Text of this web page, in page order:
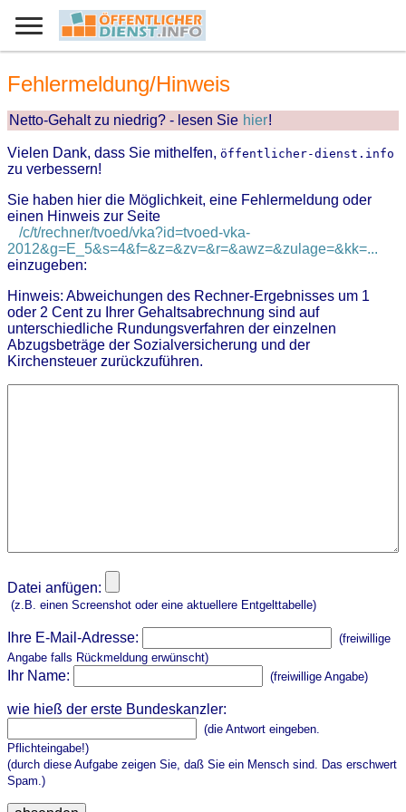
Fehlermeldung/Hinweis
Netto-Gehalt zu niedrig? - lesen Sie hier!
Vielen Dank, dass Sie mithelfen, öffentlicher-dienst.info
zu verbessern!
Sie haben hier die Möglichkeit, eine Fehlermeldung oder
einen Hinweis zur Seite
/c/t/rechner/tvoed/vka?id=tvoed-vka-
2012&g=E_5&s=4&f=&z=&zv=&r=&awz=&zulage=&kk=...
einzugeben:
Hinweis: Abweichungen des Rechner-Ergebnisses um 1
oder 2 Cent zu Ihrer Gehaltsabrechnung sind auf
unterschiedliche Rundungsverfahren der einzelnen
Abzugsbeträge der Sozialversicherung und der
Kirchensteuer zurückzuführen.
Datei anfügen:
(z.B. einen Screenshot oder eine aktuellere Entgelttabelle)
Ihre E-Mail-Adresse:
(freiwillige
Angabe falls Rückmeldung erwünscht)
Ihr Name: (freiwillige Angabe)
wie hieß der erste Bundeskanzler:
(die Antwort eingeben.
Pflichteingabe!)
(durch diese Aufgabe zeigen Sie, daß Sie ein Mensch sind. Das erschwert
Spam.)